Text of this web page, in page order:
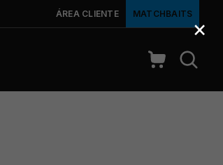
ÁREA CLIENTE MATCHBAITS
×